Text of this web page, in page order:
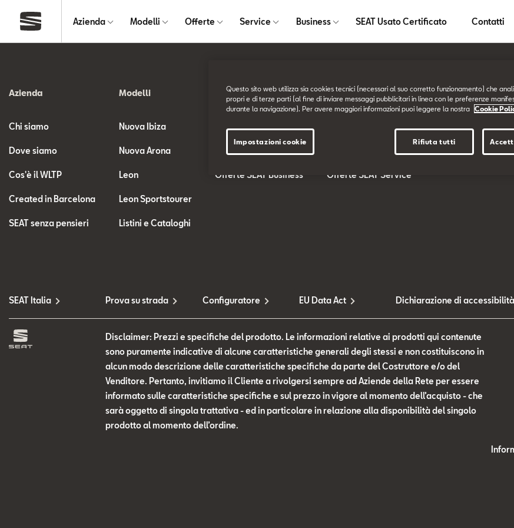
Azienda Modelli Offerte Service Business SEAT Usato Certificato Contatti
Azienda
Chi siamo
Dove siamo
Cos'è il WLTP
Created in Barcelona
SEAT senza pensieri
Modelli
Nuova Ibiza
Nuova Arona
Leon
Leon Sportstourer
Listini e Cataloghi
Offerte
Offerte SEAT
Offerte SEAT Service
Offerte SEAT Business
Service
Offerte SEAT Service
Business
SEAT for BUSINESS
Offerte SEAT
SEAT Italia Prova su strada Configuratore EU Data Act Dichiarazione di accessibilità
Disclaimer: Prezzi e specifiche del prodotto. Le informazioni relative ai prodotti qui contenute
sono puramente indicative di alcune caratteristiche generali degli stessi e non costituiscono in
alcun modo descrizione delle caratteristiche specifiche da parte del Costruttore e/o del
Venditore. Pertanto, invitiamo il Cliente a rivolgersi sempre ad Aziende della Rete per essere
informato sulle caratteristiche specifiche e sul prezzo in vigore al momento dell’acquisto - che
sarà oggetto di singola trattativa - ed in particolare in relazione alla disponibilità del singolo
prodotto al momento dell’ordine.
Questo sito web utilizza sia cookies tecnici (necessari al suo corretto funzionamento) che
propri e di terze parti (al fine di inviare messaggi pubblicitari in linea con le preferenze
durante la navigazione). Per avere maggiori informazioni puoi leggere la nostra
Cookie
Rifiuta tutti
Impostazioni cookie